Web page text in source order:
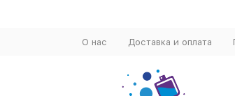
О нас Доставка и оплата